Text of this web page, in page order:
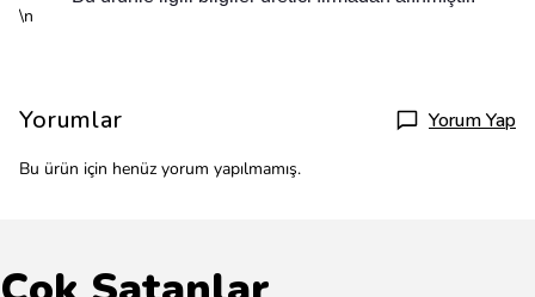
\n
Yorumlar Yorum Yap
Bu ürün için henüz yorum yapılmamış.